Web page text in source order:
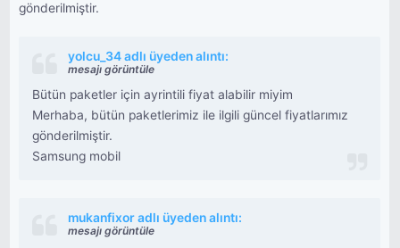
gönderilmiştir.
yolcu_34 adlı üyeden alıntı:
mesajı görüntüle
Bütün paketler için ayrintili fiyat alabilir miyim
Merhaba, bütün paketlerimiz ile ilgili güncel fiyatlarımız
gönderilmiştir.
Samsung mobil
mukanfixor adlı üyeden alıntı:
mesajı görüntüle